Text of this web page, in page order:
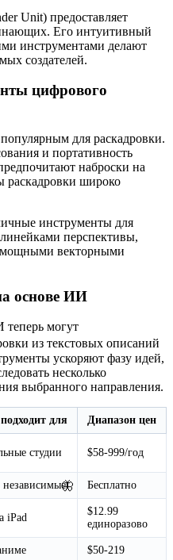
🦋
Unit) предоставляет
Его интуитивный
инструментами делают
создателей.
цифрового
для раскадровки.
и портативность
наброски на
раскадровки широко
инструменты для
линейками перспективы,
мощными векторными
основе ИИ
могут
из текстовых описаний
ускоряют фазу идей,
несколько
выбранного направления.
для Диапазон цен
студии $58-999/год
Бесплатно
iPad
$12.99
единоразово
$50-219